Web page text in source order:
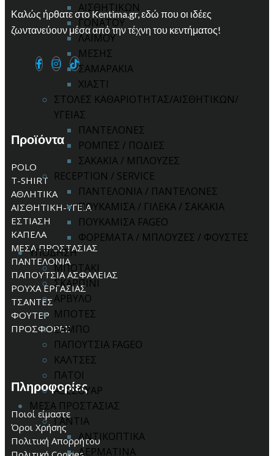
ΑΙΣΘΗΤΙΚΩΝ
ΓΟΝΑΤΟΥ
ΛΑΙΜΟΥ
ΜΕΣΗΣ
ΣΑΜΑΡΑΚΙΑ
ΧΙΑΣΤΙ
ΣΤΟΛΕΣ ΚΑΘΑΡΙΟΤΗΤΑΣ/ΑΙΣΘΗΤΙΚΩΝ/
ΥΓΕΙΑΣ
ΠΑΝΤΕΛΟΝΕΣ
ΡΟΜΠΕΣ / ΠΟΔΙΕΣ
ΣΑΚΑΚΙΑ / ΜΠΛΟΥΖΕΣ
RECEPTION / SERVICE
ΠΑΝΤΕΛΟΝΙΑ / ΠΑΝΤΕΛΟΝΕΣ
ΠΟΥΚΑΜΙΣΑ / ΓΙΛΕΚΑ / ΣΑΚΑΚΙΑ
ΠΟΥΚΑΜΙΣΑ FAGEO
ΦΟΡΕΜΑΤΑ / ΜΠΛΟΥΖΕΣ / ΦΟΥΣΤΕΣ
ΥΠΟΔΗΣΗ
ΜΠΟΤΑΚΙ
ΣΚΑΡΠΙΝΙ
ΑΡΒΥΛΟ
ΜΠΟΤΕΣ
ΣΑΜΠΟ
ΠΑΠΟΥΤΣΙΑ FAGEO
ΚΑΛΤΣΕΣ
ΠΑΤΟΙ
ΑΞΕΣΟΥΑΡ
ΜΕΣΑ ΠΡΟΣΤΑΣΙΑΣ
ΓΑΝΤΙΑ
ΑΝΤΙΚΟΠΤΙΚΑ
ΔΕΡΜΑΤΙΝΑ
Καλώς ήρθατε στο Kentima.gr, εδώ που οι ιδέες
ζωντανεύουν μέσα από την τέχνη του κεντήματος!
Προϊόντα
POLO
T-SHIRT
ΑΘΛΗΤΙΚΑ
ΑΙΣΘΗΤΙΚΗ-ΥΓΕΙΑ
ΕΣΤΙΑΣΗ
ΚΑΠΕΛΑ
ΜΕΣΑ ΠΡΟΣΤΑΣΙΑΣ
ΠΑΝΤΕΛΟΝΙΑ
ΠΑΠΟΥΤΣΙΑ ΑΣΦΑΛΕΙΑΣ
ΡΟΥΧΑ ΕΡΓΑΣΙΑΣ
ΤΣΑΝΤΕΣ
ΦΟΥΤΕΡ
ΠΡΟΣΦΟΡΕΣ
Πληροφορίες
Ποιοί είμαστε
Όροι Χρήσης
Πολιτική Απορρήτου